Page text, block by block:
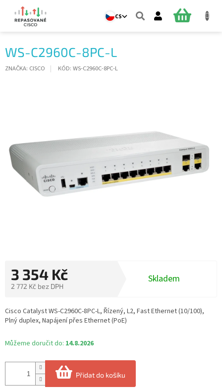
obsah
CS
NÁKUPNÍ
WS-C2960C-8PC-L
ZNAČKA: CISCO KÓD: WS-C2960C-8PC-L
3 354 Kč
2 772 Kč bez DPH
cena:
Skladem
Můžeme doručit do: 14.8.2026
Přidat do košíku
Cisco Catalyst WS-C2960C-8PC-L, Řízený, L2, Fast Ethernet (10/100),
Plný duplex, Napájení přes Ethernet (PoE)